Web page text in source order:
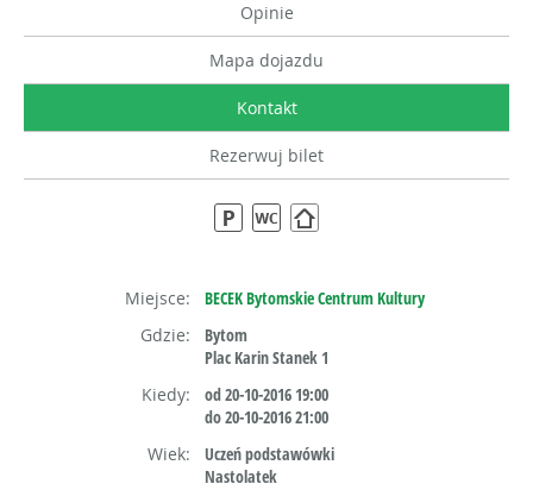
Opinie
Mapa dojazdu
Kontakt
Rezerwuj bilet
Miejsce:
BECEK Bytomskie Centrum Kultury
Gdzie:
Bytom
Plac Karin Stanek 1
Kiedy:
od 20-10-2016 19:00
do 20-10-2016 21:00
Wiek:
Uczeń podstawówki
Nastolatek